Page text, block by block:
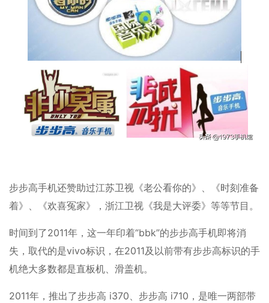
步步高手机还赞助过江苏卫视《老公看你的》、《时刻准备
着》、《欢喜冤家》，浙江卫视《我是大评委》等等节目。
时间到了2011年，这一年印着“bbk”的步步高手机即将消
失，取代的是vivo标识，在2011及以前带有步步高标识的手
机绝大多数都是直板机、滑盖机。
2011年，推出了步步高 i370、步步高 i710，是唯一两部带